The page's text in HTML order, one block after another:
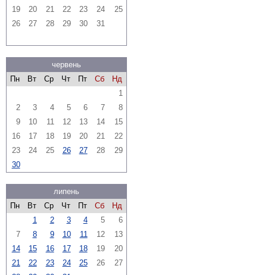
19
20 21 22 23 24
25
26
27 28 29 30 31
червень
Пн
Вт Ср Чт Пт Сб
Нд
1
2
3 4 5 6 7
8
9
10 11 12 13 14
15
16
17 18 19 20 21
22
23
24 25 26 27 28
29
30
липень
Пн
Вт Ср Чт Пт Сб
Нд
1
2 3 4 5
6
7
8 9 10 11 12
13
14
15 16 17 18 19
20
21
22 23 24 25 26
27